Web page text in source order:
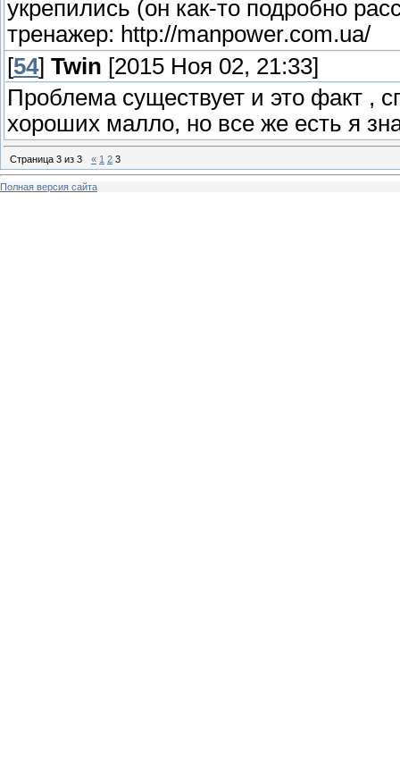
укрепились (он как-то подробно
тренажер: http://manpower.com.ua/
[54] Twin [2015 Ноя 02, 21:33]
Проблема существует и это факт ,
хороших малло, но все же есть я
Страница 3 из 3 « 1 2 3
Полная версия сайта